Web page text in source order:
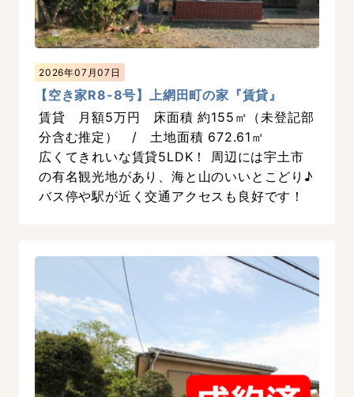
2026年07月07日
【空き家R8-8号】上網田町の家『賃貸』
賃貸 月額5万円 床面積 約155㎡（未登記部
分含む推定） / 土地面積 672.61㎡
広くてきれいな賃貸5LDK！ 周辺には宇土市
の有名観光地があり、海と山のいいとこどり♪
バス停や駅が近く交通アクセスも良好です！